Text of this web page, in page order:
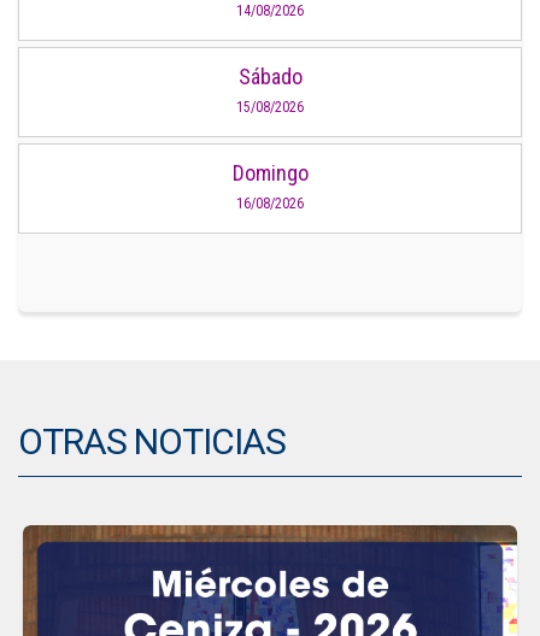
14/08/2026
Sábado
15/08/2026
Domingo
16/08/2026
OTRAS NOTICIAS